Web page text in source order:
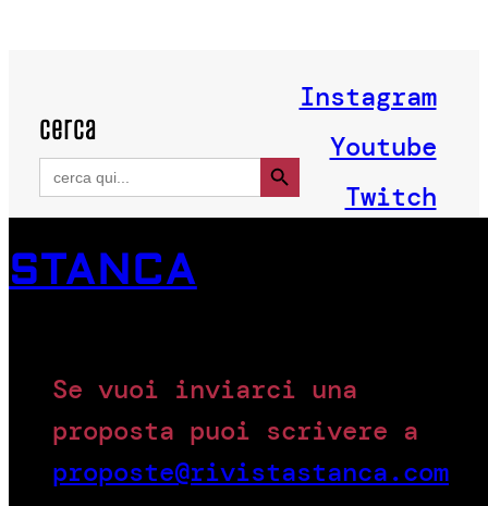
cerca
Search
for:
Search Button
Instagram
Youtube
Twitch
STANCA
Se vuoi inviarci una
proposta puoi scrivere a
proposte@rivistastanca.com